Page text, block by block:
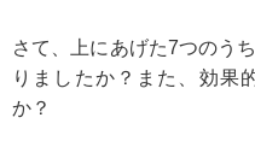
さて、上にあげた7つのう
りましたか？また、効果
か？